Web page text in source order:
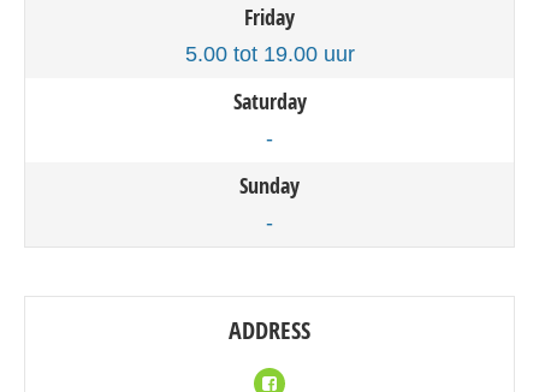
Friday
5.00 tot 19.00 uur
Saturday
-
Sunday
-
ADDRESS